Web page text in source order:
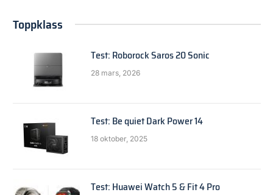
Toppklass
Test: Roborock Saros 20 Sonic
28 mars, 2026
Test: Be quiet Dark Power 14
18 oktober, 2025
Test: Huawei Watch 5 & Fit 4 Pro